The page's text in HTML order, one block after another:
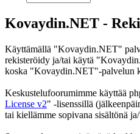
Kovaydin.NET -
Käyttämällä "Kovaydin.NET"
rekisteröidy ja/tai käytä
koska "Kovaydin.NET"-palvelun
Keskustelufoorumimme käyttää
License v2" -lisenssillä
tai kiellämme sopivana sisältönä